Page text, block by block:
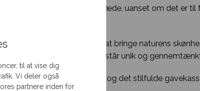
til at vise dig
Vi deler også
partnere inden for
sprede julestemning og glæde, uanset om det er til
Den er designet til at bringe naturens
sikrer, at hver gave fremstår unik og
Kombinationen af blomster og det stilfulde